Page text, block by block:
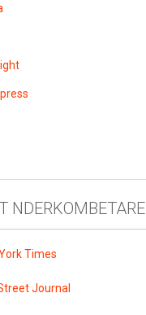
NDERKOMBETARE
Times
Journal